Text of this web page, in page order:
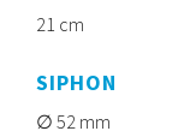
21 cm
SIPHON
52 mm